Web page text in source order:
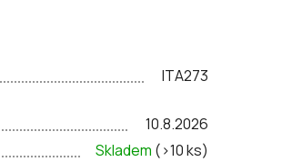
Skladem (>10 ks)
10.8.2026
ITA273